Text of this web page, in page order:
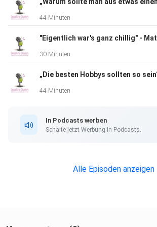
Sprecherinnen und Sprecher:
Im Namen der AG ABA: Christoph Heher &
die ABA: Graffiti. Die Stadt als Bildfläche)
44 Minuten
30 Minuten
44 Minuten
In Podcasts werben
Schalte jetzt Werbung in Podcasts.
Alle Episoden anzeigen